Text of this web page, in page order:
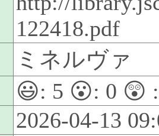
122418.pdf
ミネルヴァ
😃: 5 😮: 0 😲
2026-04-13